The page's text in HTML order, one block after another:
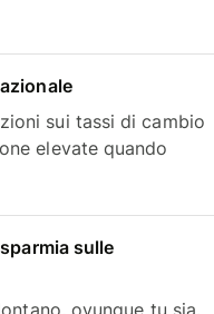
sui tassi di cambio
elevate quando
sulle